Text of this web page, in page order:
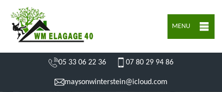
MENU
05 33 06 22 36 07 80 29 94 86
maysonwinterstein@icloud.com